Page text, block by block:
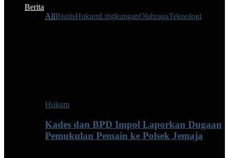
Berita
AllBisnisHukumLingkunganOlahragaTeknologi
Hukum
Kades dan BPD Impol Laporkan Dugaan
Pemukulan Pemain ke Polsek Jemaja